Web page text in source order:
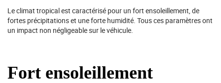
Le climat tropical est caractérisé pour un fort ensoleillement, de
fortes précipitations et une forte humidité. Tous ces paramètres ont
un impact non négligeable sur le véhicule.
Fort ensoleillement